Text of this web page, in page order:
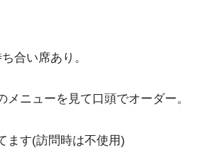
合い席あり。
メニューを見て口頭でオーダー。
ます(訪問時は不使用)